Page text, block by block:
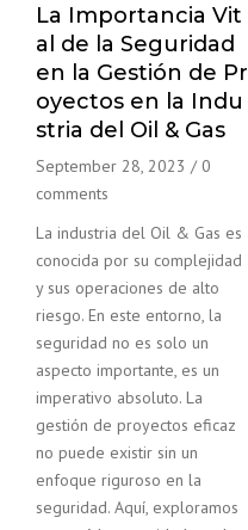
La Importancia Vit
al de la Seguridad
en la Gestión de Pr
oyectos en la Indu
stria del Oil & Gas
September 28, 2023 / 0
comments
La industria del Oil & Gas es
conocida por su complejidad
y sus operaciones de alto
riesgo. En este entorno, la
seguridad no es solo un
aspecto importante, es un
imperativo absoluto. La
gestión de proyectos eficaz
no puede existir sin un
enfoque riguroso en la
seguridad. Aquí, exploramos